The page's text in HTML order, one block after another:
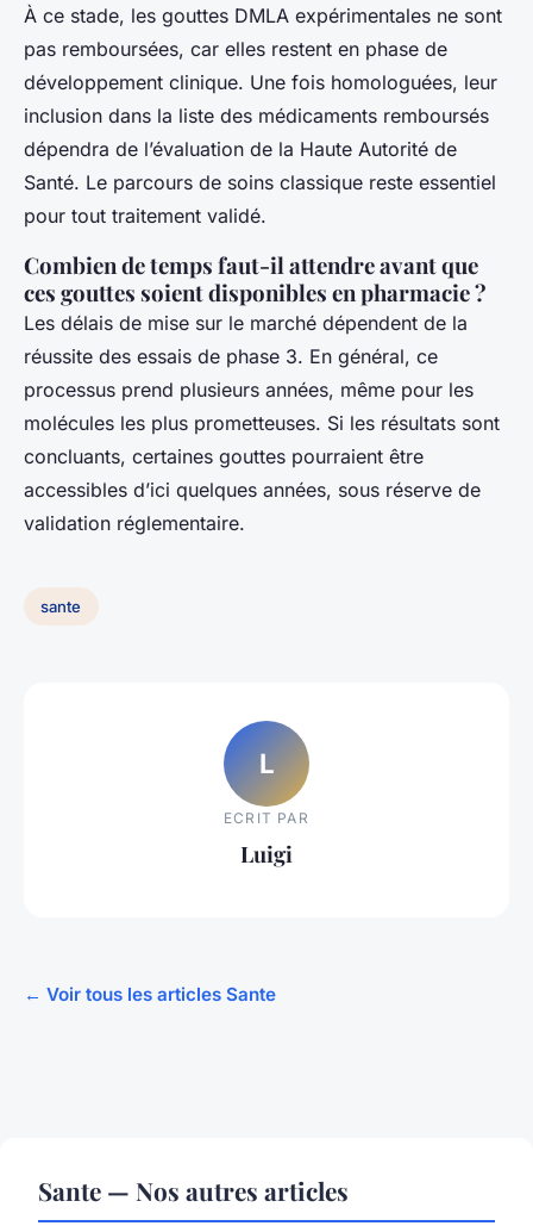
À ce stade, les gouttes DMLA expérimentales ne sont
pas remboursées, car elles restent en phase de
développement clinique. Une fois homologuées, leur
inclusion dans la liste des médicaments remboursés
dépendra de l’évaluation de la Haute Autorité de
Santé. Le parcours de soins classique reste essentiel
pour tout traitement validé.
Combien de temps faut-il attendre avant que
ces gouttes soient disponibles en pharmacie ?
Les délais de mise sur le marché dépendent de la
réussite des essais de phase 3. En général, ce
processus prend plusieurs années, même pour les
molécules les plus prometteuses. Si les résultats sont
concluants, certaines gouttes pourraient être
accessibles d’ici quelques années, sous réserve de
validation réglementaire.
sante
L
ECRIT PAR
Luigi
← Voir tous les articles Sante
Sante — Nos autres articles